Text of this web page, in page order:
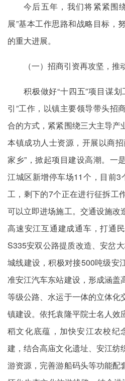
今后五年，我们将紧紧围
展”基本工作思路和战略目标，
的重大进展。
（一）招商引资再攻坚，
积极做好“十四五”项目谋
引”工作，以镇主要领导带头招
合的方式，紧紧围绕三大主导产
本镇成功人士资源，开展以商
家乡”，掀起项目建设高潮。一
江城区新增停车场11个，目前
工，剩下的7个正在进行征拆工
可以立即进场施工。交通设施改
高速安江互通建成通车，打通
S335安双公路提质改造、安岔
城线建设，积极对接500吨级安
准安江汽车东站建设，形成涵盖
等级公路、水运于一体的立体化
镇建设。依托袁隆平院士名人效
稻文化底蕴，加快安江农校纪
建，结合高庙文化遗址、安江纺
游资源，完善游船码头等功能配